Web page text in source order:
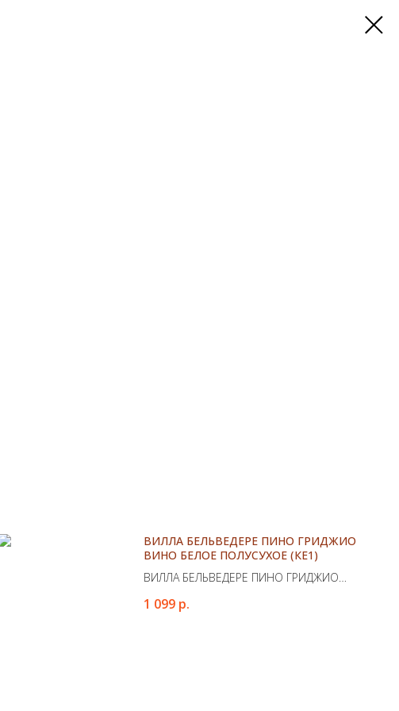
ВИЛЛА БЕЛЬВЕДЕРЕ ПИНО ГРИДЖИО
ВИНО БЕЛОЕ ПОЛУСУХОЕ (КЕ1)
ВИЛЛА БЕЛЬВЕДЕРЕ ПИНО ГРИДЖИО
1 099 р.